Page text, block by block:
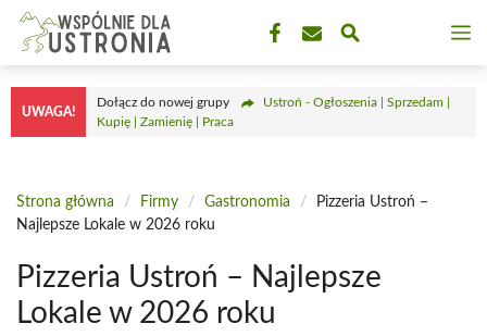
Przejdź
treści
UWAGA!
Dołącz do nowej grupy
Ustroń - Ogłoszenia | Sprzedam |
Kupię | Zamienię | Praca
Strona główna / Firmy / Gastronomia /
Pizzeria Ustroń –
Najlepsze Lokale w 2026 roku
Pizzeria Ustroń – Najlepsze
Lokale w 2026 roku